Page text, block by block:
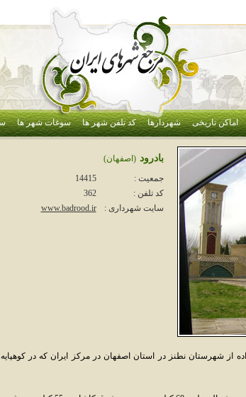
اماکن تاریخی شهردارها کد تلفن شهر ها سوغات شهر ها
بادرود (اصفهان)
جمعیت :
14415
کد تلفن :
362
سایت شهرداری :
www.badrood.ir
از شهرستان نطنز در استان اصفهان در مرکز ايران که در کوهپايه